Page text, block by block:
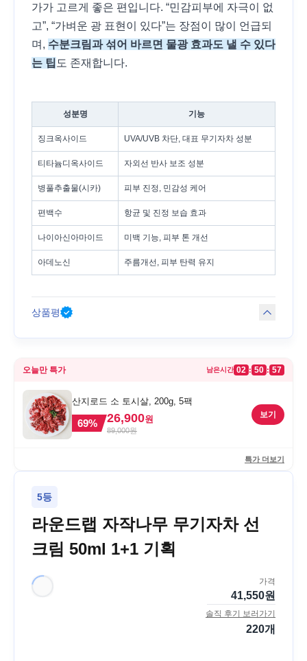
가가 고르게 좋은 편입니다. “민감피부에 자극이 없
고”, “가벼운 광 표현이 있다”는 장점이 많이 언급되
며, 수분크림과 섞어 바르면 물광 효과도 낼 수 있다
는 팁 도 존재합니다.
성분명 기능
징크옥사이드 UVA/UVB 차단, 대표 무기자차 성분
티타늄디옥사이드 자외선 반사 보조 성분
병풀추출물(시카) 피부 진정, 민감성 케어
편백수 항균 및 진정 보습 효과
나이아신아마이드 미백 기능, 피부 톤 개선
아데노신 주름개선, 피부 탄력 유지
상품평
오늘만 특가 남은시간 02 : 50 : 57
산지로드 소 토시살, 200g, 5팩
69% 26,900원
89,000원
보기
특가 더보기
5등
라운드랩 자작나무 무기자차 선
크림 50ml 1+1 기획
가격
41,550원
솔직 후기 보러가기
220개